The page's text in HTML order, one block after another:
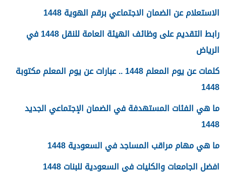
الاستعلام عن الضمان الاجتماعي برقم الهوية 1448
رابط التقديم على وظائف الهيئة العامة للنقل 1448 في
الرياض
كلمات عن يوم المعلم 1448 .. عبارات عن يوم المعلم مكتوبة
1448
ما هي الفئات المستهدفة في الضمان الإجتماعي الجديد
1448
ما هي مهام مراقب المساجد في السعودية 1448
افضل الجامعات والكليات في السعودية للبنات 1448